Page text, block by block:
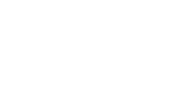
- Oda